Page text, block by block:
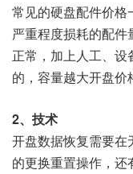
常见的硬盘配件价
严重程度损耗的配
正常，加上人工、
的，容量越大开盘价
2、技术
开盘数据恢复需要
的更换重置操作，